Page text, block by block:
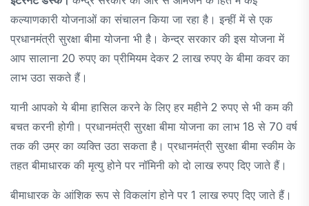
कल्याणकारी योजनाओं का संचालन किया जा रहा है। इन्हीं में से एक
प्रधानमंत्री सुरक्षा बीमा योजना भी है। केन्द्र सरकार की इस योजना में
आप सालाना 20 रुपए का प्रीमियम देकर 2 लाख रुपए के बीमा कवर का
लाभ उठा सकते हैं।
यानी आपको ये बीमा हासिल करने के लिए हर महीने 2 रुपए से भी कम की
बचत करनी होगी। प्रधानमंत्री सुरक्षा बीमा योजना का लाभ 18 से 70 वर्ष
तक की उम्र का व्यक्ति उठा सकता है। प्रधानमंत्री सुरक्षा बीमा स्कीम के
तहत बीमाधारक की मृत्यु होने पर नॉमिनी को दो लाख रुपए दिए जाते हैं।
बीमाधारक के आंशिक रूप से विकलांग होने पर 1 लाख रुपए दिए जाते हैं।